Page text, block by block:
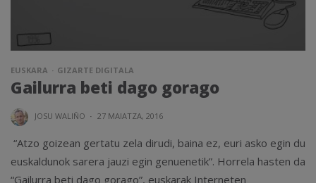
EUSKARA GIZARTE DIGITALA
Gailurra beti dago gorago
JOSU WALIÑO · 27 MAIATZA, 2016
“Atzo goizean gertatu zela dirudi, baina ez, euri asko egin du
euskaldunok sarera jauzi egin genuenetik”. Horrela hasten da
“Gailurra beti dago gorago”, euskarak Interneten